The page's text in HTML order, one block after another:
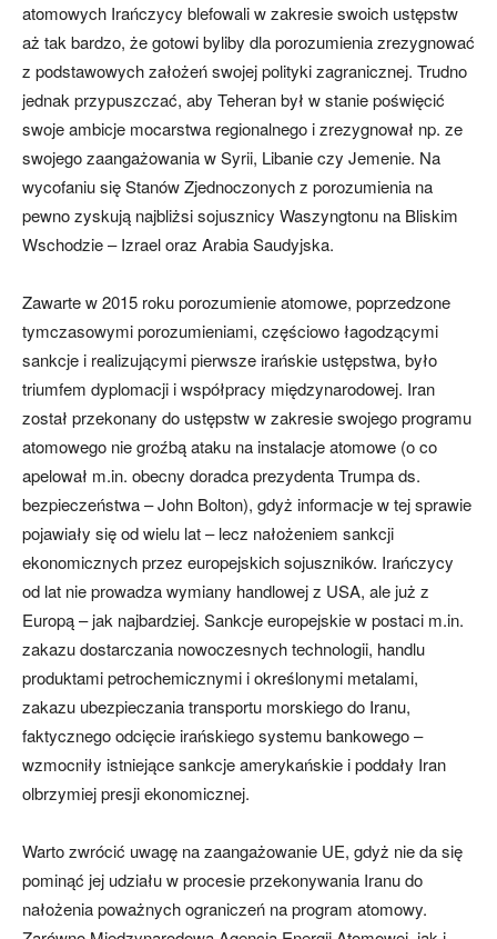
atomowych Irańczycy blefowali w zakresie swoich ustępstw
aż tak bardzo, że gotowi byliby dla porozumienia zrezygnować
z podstawowych założeń swojej polityki zagranicznej. Trudno
jednak przypuszczać, aby Teheran był w stanie poświęcić
swoje ambicje mocarstwa regionalnego i zrezygnował np. ze
swojego zaangażowania w Syrii, Libanie czy Jemenie. Na
wycofaniu się Stanów Zjednoczonych z porozumienia na
pewno zyskują najbliżsi sojusznicy Waszyngtonu na Bliskim
Wschodzie – Izrael oraz Arabia Saudyjska.
Zawarte w 2015 roku porozumienie atomowe, poprzedzone
tymczasowymi porozumieniami, częściowo łagodzącymi
sankcje i realizującymi pierwsze irańskie ustępstwa, było
triumfem dyplomacji i współpracy międzynarodowej. Iran
został przekonany do ustępstw w zakresie swojego programu
atomowego nie groźbą ataku na instalacje atomowe (o co
apelował m.in. obecny doradca prezydenta Trumpa ds.
bezpieczeństwa – John Bolton), gdyż informacje w tej sprawie
pojawiały się od wielu lat – lecz nałożeniem sankcji
ekonomicznych przez europejskich sojuszników. Irańczycy
od lat nie prowadza wymiany handlowej z USA, ale już z
Europą – jak najbardziej. Sankcje europejskie w postaci m.in.
zakazu dostarczania nowoczesnych technologii, handlu
produktami petrochemicznymi i określonymi metalami,
zakazu ubezpieczania transportu morskiego do Iranu,
faktycznego odcięcie irańskiego systemu bankowego –
wzmocniły istniejące sankcje amerykańskie i poddały Iran
olbrzymiej presji ekonomicznej.
Warto zwrócić uwagę na zaangażowanie UE, gdyż nie da się
pominąć jej udziału w procesie przekonywania Iranu do
nałożenia poważnych ograniczeń na program atomowy.